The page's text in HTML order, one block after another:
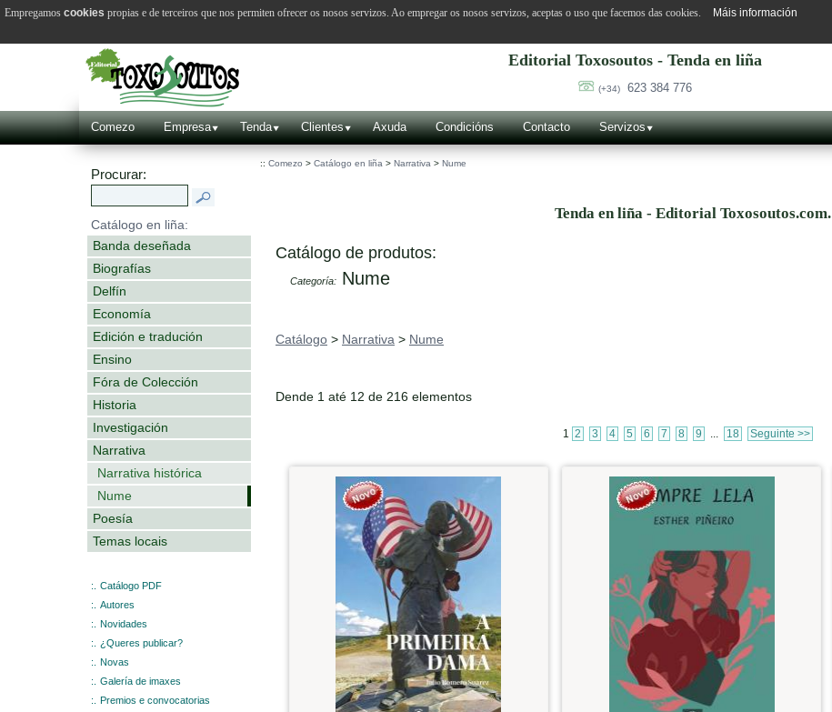
Editorial Toxosoutos - Tenda en liña
(+34) 623 384 776
Comezo Empresa Tenda Clientes Axuda Condicións Contacto Servizos
Procurar:
Catálogo en liña:
Banda deseñada
Biografías
Delfín
Economía
Edición e tradución
Ensino
Fóra de Colección
Historia
Investigación
Narrativa
Narrativa histórica
Nume
Poesía
Temas locais
:.
Catálogo PDF
:.
Autores
:.
Novidades
:.
¿Queres publicar?
:.
Novas
:.
Galería de imaxes
:.
Premios e convocatorias
:: Comezo > Catálogo en liña > Narrativa > Nume
Tenda en liña - Editorial Toxosoutos.com.
Catálogo de produtos:
Categoría: Nume
Catálogo > Narrativa > Nume
Dende 1 até 12 de 216 elementos
1 2 3 4 5 6 7 8 9 ... 18 Seguinte >>
Empregamos cookies propias e de terceiros que nos permiten ofrecer os nosos servizos. Ao empregar os nosos servizos, aceptas o uso que facemos das cookies. Máis información